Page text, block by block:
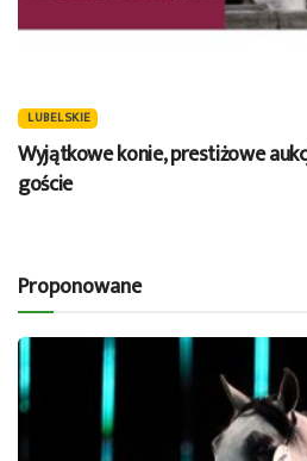
LUBELSKIE
Wyjątkowe konie, prestiżowe
goście
Proponowane